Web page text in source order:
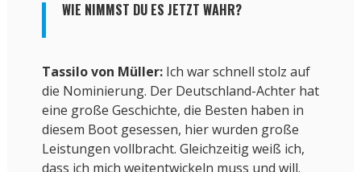
WIE NIMMST DU ES JETZT WAHR?
Tassilo von Müller:Ich war schnell stolz auf
die Nominierung. Der Deutschland-Achter hat
eine große Geschichte, die Besten haben in
diesem Boot gesessen, hier wurden große
Leistungen vollbracht. Gleichzeitig weiß ich,
dass ich mich weitentwickeln muss und will.